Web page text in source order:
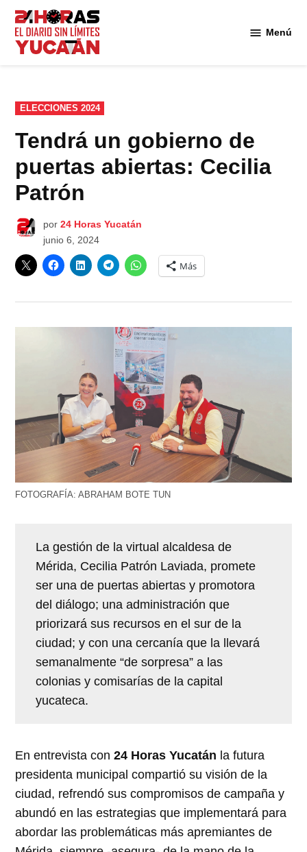
Saltar
contenido
Menú
PUBLICADO
EN
ELECCIONES 2024
Tendrá un gobierno de
puertas abiertas: Cecilia
Patrón
por 24 Horas Yucatán
junio 6, 2024
Más
FOTOGRAFÍA: ABRAHAM BOTE TUN
La gestión de la virtual alcaldesa de
Mérida, Cecilia Patrón Laviada, promete
ser una de puertas abiertas y promotora
del diálogo; una administración que
priorizará sus recursos en el sur de la
ciudad; y con una cercanía que la llevará
semanalmente “de sorpresa” a las
colonias y comisarías de la capital
yucateca.
En entrevista con24 Horas Yucatán la futura
presidenta municipal compartió su visión de la
ciudad, refrendó sus compromisos de campaña y
abundó en las estrategias que implementará para
abordar las problemáticas más apremiantes de